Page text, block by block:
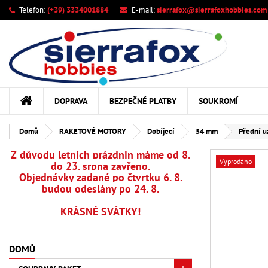
Telefon:(+39) 3334001884 E-mail:sierrafox@sierrafoxhobbies.com
DOPRAVA BEZPEČNÉ PLATBY SOUKROMÍ
Domů RAKETOVÉ MOTORY Dobíjecí 54 mm Přední
Z důvodu letních prázdnin máme od 8.
do 23. srpna zavřeno.
Objednávky zadané po čtvrtku 6. 8.
budou odeslány po 24. 8.
KRÁSNÉ SVÁTKY!
DOMŮ
Vyprodáno